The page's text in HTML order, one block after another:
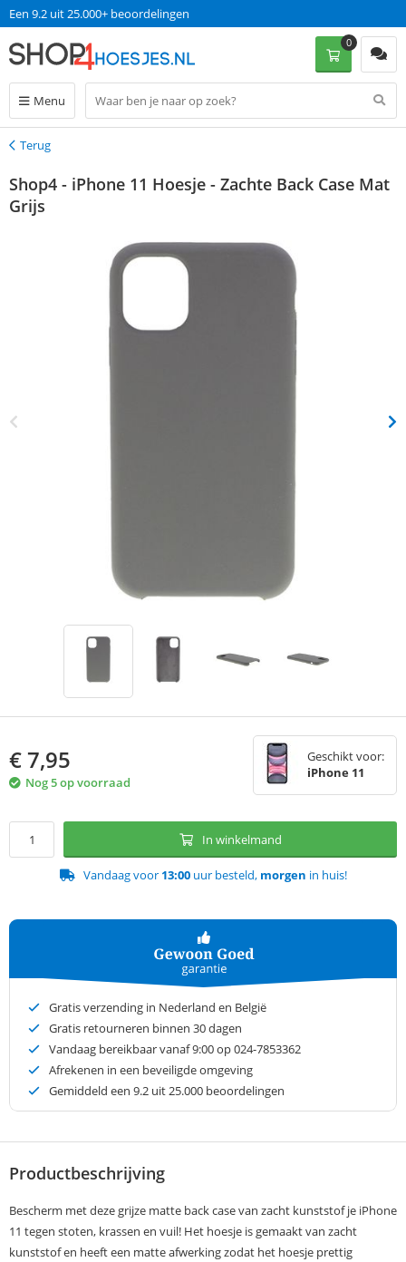
Een 9.2 uit 25.000+ beoordelingen
Menu
0
Terug
Terug
Shop4 - iPhone 11 Hoesje - Zachte Back Case Mat
Grijs
€7,95
Nog 5 op voorraad
Geschikt voor:
iPhone 11
In winkelmand
Vandaag voor 13:00uur besteld, morgen in huis!
Gratis verzending in Nederland en België
Gratis retourneren binnen 30 dagen
Vandaag bereikbaar vanaf 9:00 op 024-7853362
Afrekenen in een beveiligde omgeving
Gemiddeld een 9.2 uit 25.000 beoordelingen
Productbeschrijving
Bescherm met deze grijze matte back case van zacht kunststof je iPhone
11 tegen stoten, krassen en vuil! Het hoesje is gemaakt van zacht
kunststof en heeft een matte afwerking zodat het hoesje prettig